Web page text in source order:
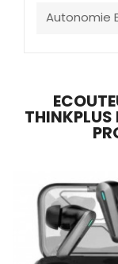
Autonomie
THINKPLUS